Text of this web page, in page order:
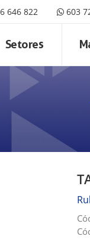
646 822 603
Setores